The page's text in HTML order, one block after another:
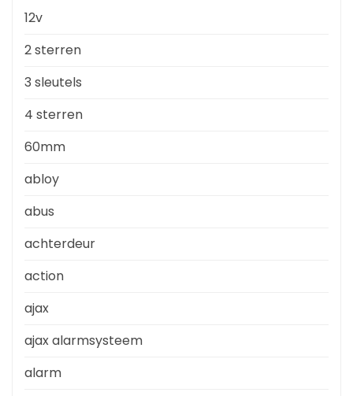
12v
2 sterren
3 sleutels
4 sterren
60mm
abloy
abus
achterdeur
action
ajax
ajax alarmsysteem
alarm